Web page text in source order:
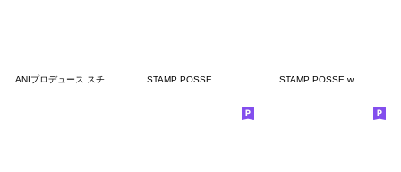
STAMP POSSE STAMP POSSE w